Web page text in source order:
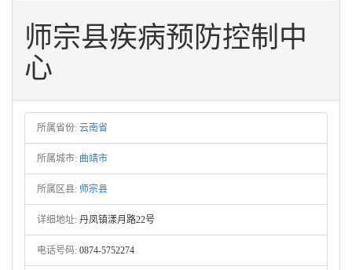
师宗县疾病预防控制中
心
所属省份: 云南省
所属城市: 曲靖市
所属区县: 师宗县
详细地址: 丹凤镇漾月路22号
电话号码: 0874-5752274